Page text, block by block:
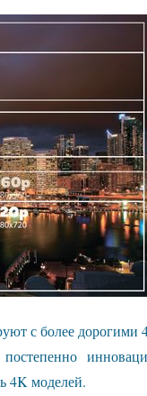
с более
4K моделей.